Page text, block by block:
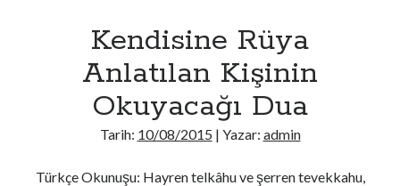
Kendisine Rüya
Anlatılan Kişinin
Okuyacağı Dua
Tarih: 10/08/2015 | Yazar: admin
Türkçe Okunuşu: Hayren telkâhu ve şerren tevekkahu,